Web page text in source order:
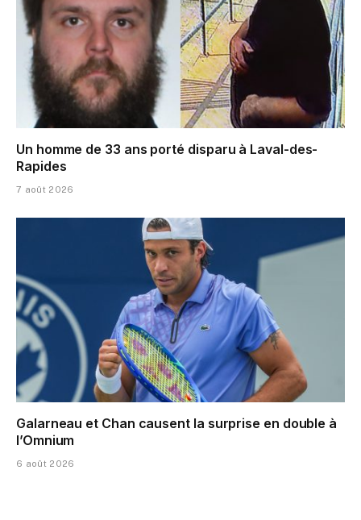
Un homme de 33 ans porté disparu à Laval-des-
Rapides
7 août 2026
Galarneau et Chan causent la surprise en double à
l’Omnium
6 août 2026